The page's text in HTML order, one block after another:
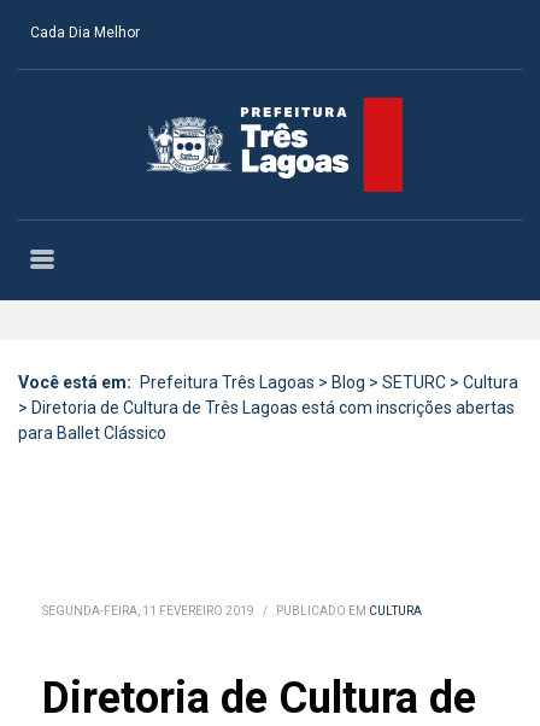
Cada Dia Melhor
Você está em: Prefeitura Três Lagoas > Blog > SETURC > Cultura
> Diretoria de Cultura de Três Lagoas está com inscrições abertas
para Ballet Clássico
SEGUNDA-FEIRA, 11 FEVEREIRO 2019 / PUBLICADO EM CULTURA
Diretoria de Cultura de